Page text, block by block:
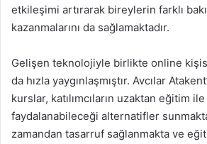
etkileşimi artırarak bireylerin farklı
kazanmalarını da sağlamaktadır.
Gelişen teknolojiyle birlikte online
da hızla yaygınlaşmıştır. Avcılar
kurslar, katılımcıların uzaktan eğitim
faydalanabileceği alternatifler
zamandan tasarruf sağlanmakta ve